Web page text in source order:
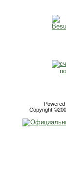
Copyright